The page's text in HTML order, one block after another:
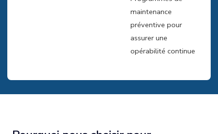
maintenance
préventive pour
assurer une
opérabilité continue